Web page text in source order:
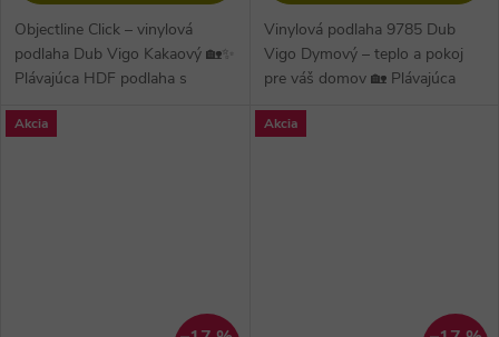
Objectline Click – vinylová
podlaha Dub Vigo Kakaový 🏡✨
Plávajúca HDF podlaha s
podložkou prináša teplý dotyk
Vinylová podlaha 9785 Dub
Vigo Dymový – teplo a pokoj
pre váš domov 🏡 Plávajúca
integrovanou korkovou
Akcia Akcia